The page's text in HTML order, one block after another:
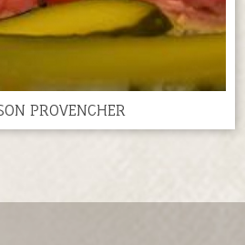
PROVENCHER